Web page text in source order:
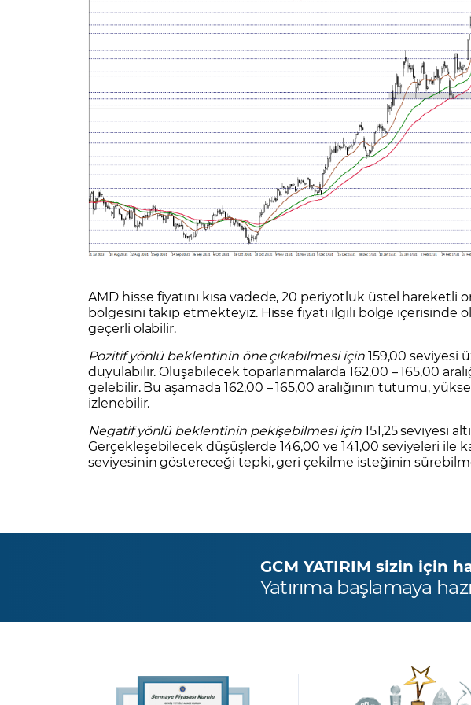
AMD hisse fiyatını kısa vadede, 20 periyotluk üstel hareketli
bölgesini takip etmekteyiz. Hisse fiyatı ilgili bölge içerisinde
geçerli olabilir.
Pozitif yönlü beklentinin öne çıkabilmesi için159,00 seviyesi
duyulabilir. Oluşabilecek toparlanmalarda 162,00 – 165,00
gelebilir. Bu aşamada 162,00 – 165,00 aralığının tutumu,
izlenebilir.
Negatif yönlü beklentinin pekişebilmesi için151,25 seviyesi
Gerçekleşebilecek düşüşlerde 146,00 ve 141,00 seviyeleri ile
seviyesinin göstereceği tepki, geri çekilme isteğinin
GCM YATIRIM sizin için
Yatırıma başlamaya